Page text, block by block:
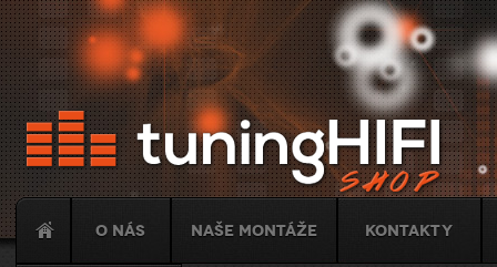
O nás Naše montáže Kontakty